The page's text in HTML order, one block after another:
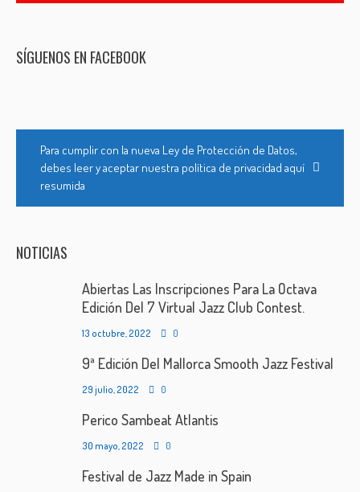
SÍGUENOS EN FACEBOOK
Para cumplir con la nueva Ley de Protección de Datos,
debes leer y aceptar nuestra política de privacidad aquí
resumida
NOTICIAS
Abiertas Las Inscripciones Para La Octava
Edición Del 7 Virtual Jazz Club Contest.
13 octubre, 2022 0
9ª Edición Del Mallorca Smooth Jazz Festival
29 julio, 2022 0
Perico Sambeat Atlantis
30 mayo, 2022 0
Festival de Jazz Made in Spain